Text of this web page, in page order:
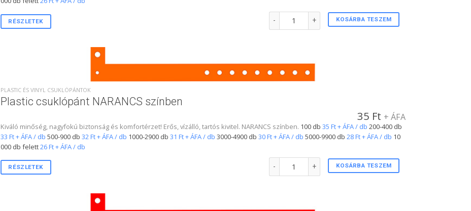
RÉSZLETEK KOSÁRBA TESZEM
Plastic csuklópánt NEON LIME színben mennyiség
PLASTIC ÉS VINYL CSUKLÓPÁNTOK
Plastic csuklópánt NARANCS színben
35 Ft + ÁFA
Kiváló minőség, nagyfokú biztonság és komfortérzet! Erős, vízálló, tartós kivitel. NARANCS színben. 100 db 35 Ft + ÁFA / db 200-400 db
33 Ft + ÁFA / db 500-900 db 32 Ft + ÁFA / db 1000-2900 db 31 Ft + ÁFA / db 3000-4900 db 30 Ft + ÁFA / db 5000-9900 db 28 Ft + ÁFA / db 10
000 db felett26 Ft + ÁFA / db
RÉSZLETEK KOSÁRBA TESZEM
Plastic csuklópánt NARANCS színben mennyiség